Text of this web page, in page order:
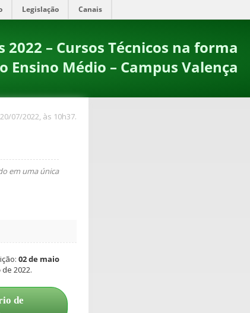
Legislação Canais
2022 – Cursos Técnicos na forma
Ensino Médio – Campus Valença
07/2022, às 10h37.
em uma única
02 de maio
de 2022.
de